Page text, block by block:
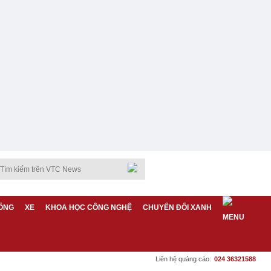
XE KHOA HỌC CÔNG NGHỆ CHUYỂN ĐỔI XANH
Liên hệ quảng cáo: 024 36321588